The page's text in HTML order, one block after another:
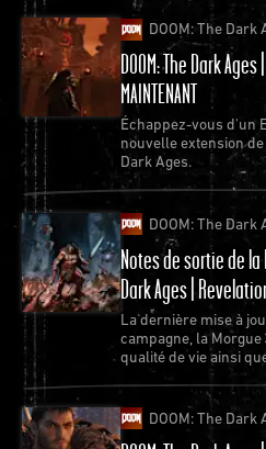
août 2019. “Nous avons
ensemble. Ce n'est pas
la considère également
Donna, c'est une personne
moi.”
Depuis le tout début, Miss
gens avec lesquels elle a
“Je ne peux pas remercier
fait pour moi, et pour
t-elle. “C'est vraiment
fière, je suis tellement
d'avoir rencontré tous ces
les lettres, et les gentils e-
gens ayant apprécié leur
simplement incroyable.”
DOOM: The Dark
DOOM: The Dark
MAINTENANT
Échappez-vous d'un
nouvelle extension
Dark Ages.
DOOM: The Dark
Notes de sortie de la
Dark Ages |
La dernière mise à
campagne, la
qualité de vie ainsi
DOOM: The Dark